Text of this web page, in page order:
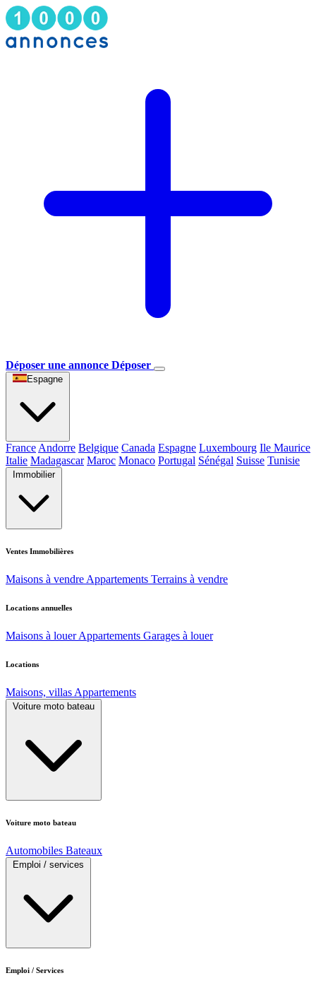
Déposer une annonce Déposer
Espagne
France Andorre Belgique Canada Espagne Luxembourg Ile Maurice
Italie Madagascar Maroc Monaco Portugal Sénégal Suisse Tunisie
Immobilier
Ventes Immobilières
Maisons à vendre Appartements Terrains à vendre
Locations annuelles
Maisons à louer Appartements Garages à louer
Locations
Maisons, villas Appartements
Voiture moto bateau
Voiture moto bateau
Automobiles Bateaux
Emploi / services
Emploi / Services